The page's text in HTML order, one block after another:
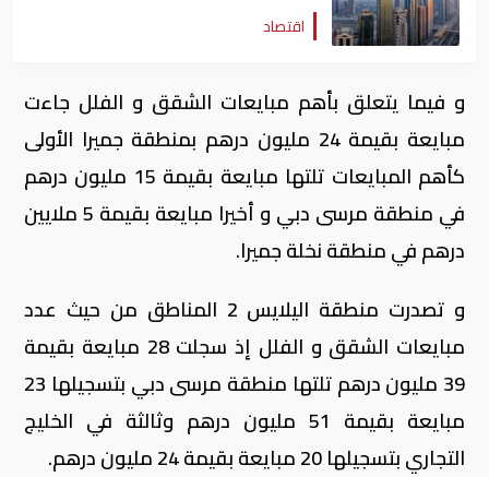
اقتصاد
و فيما يتعلق بأهم مبايعات الشقق و الفلل جاءت
مبايعة بقيمة 24 مليون درهم بمنطقة جميرا الأولى
كأهم المبايعات تلتها مبايعة بقيمة 15 مليون درهم
في منطقة مرسى دبي و أخيرا مبايعة بقيمة 5 ملايين
درهم في منطقة نخلة جميرا.
و تصدرت منطقة اليلايس 2 المناطق من حيث عدد
مبايعات الشقق و الفلل إذ سجلت 28 مبايعة بقيمة
39 مليون درهم تلتها منطقة مرسى دبي بتسجيلها 23
مبايعة بقيمة 51 مليون درهم وثالثة في الخليج
التجاري بتسجيلها 20 مبايعة بقيمة 24 مليون درهم.